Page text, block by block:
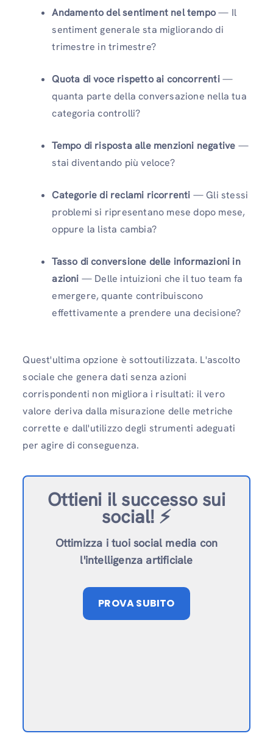
Andamento del sentiment nel tempo— Il
sentiment generale sta migliorando di
trimestre in trimestre?
Quota di voce rispetto ai concorrenti—
quanta parte della conversazione nella tua
categoria controlli?
Tempo di risposta alle menzioni negative —
stai diventando più veloce?
Categorie di reclami ricorrenti — Gli stessi
problemi si ripresentano mese dopo mese,
oppure la lista cambia?
Tasso di conversione delle informazioni in
azioni — Delle intuizioni che il tuo team fa
emergere, quante contribuiscono
effettivamente a prendere una decisione?
Quest'ultima opzione è sottoutilizzata. L'ascolto
sociale che genera dati senza azioni
corrispondenti non migliora i risultati: il vero
valore deriva dalla misurazione delle metriche
corrette e dall'utilizzo degli strumenti adeguati
per agire di conseguenza.
Ottieni il successo sui
social! ⚡️
Ottimizza i tuoi social media con
l'intelligenza artificiale
PROVA SUBITO